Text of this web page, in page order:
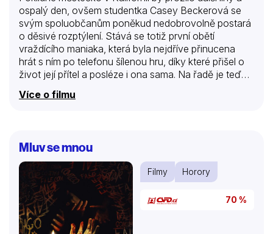
ospalý den, ovšem studentka Casey Beckerová se
svým spoluobčanům poněkud nedobrovolně postará
o děsivé rozptýlení. Stává se totiž první obětí
vraždícího maniaka, která byla nejdříve přinucena
hrát s ním po telefonu šílenou hru, díky které přišel o
život její přítel a posléze i ona sama. Na řadě je teď
další středoškolačka Sidney Prescottová. Její matka
byla před rokem zavražděna podobně jednajícím
zabijáka. Je tedy muž, který čeká v cele smrti na
vykonání rozsudku, nevinen? Podaří se nakonec
zjistit totožnost vraha, který vraždí po vzoru scén z
oblíbených hororů, dříve, nežli zamorduje…
Více o filmu
Mluv se mnou
Filmy Horory
70 %